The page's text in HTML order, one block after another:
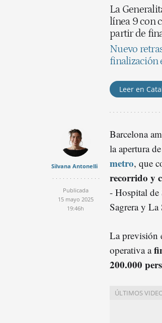
La
línea 9 con
partir de
Nuevo
finalización
Leer en
Silvana Antonelli
Publicada
15 mayo 2025
19:46h
Barcelona
la apertura
metro, que
recorrido y
- Hospital de
Sagrera y La
La previsión
operativa a
200.000